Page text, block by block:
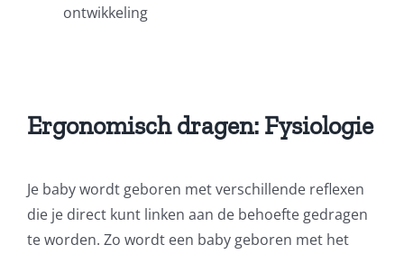
ontwikkeling
Ergonomisch dragen: Fysiologie
Je baby wordt geboren met verschillende reflexen
die je direct kunt linken aan de behoefte gedragen
te worden. Zo wordt een baby geboren met het